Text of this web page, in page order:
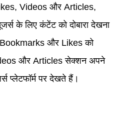
Videos और Articles,
के लिए कंटेंट को दोबारा देखना
Bookmarks और Likes को
और Articles सेक्शन अपने
प्लेटफॉर्म पर देखते हैं।